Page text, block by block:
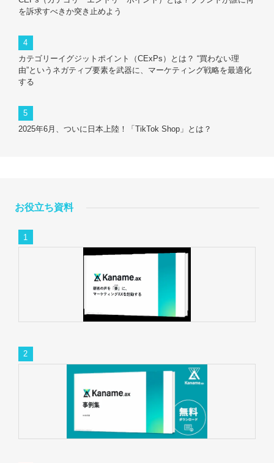
を訴求すべきか突き止めよう
カテゴリーイグジットポイント（CExPs）とは？ “買わない理
由”というネガティブ要素を武器に、マーケティング戦略を最適化
する
2025年6月、ついに日本上陸！「TikTok Shop」とは？
お役立ち資料